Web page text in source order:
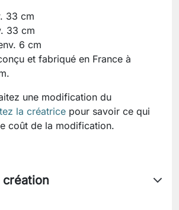
33 cm
33 cm
6 cm
et fabriqué en France à
une modification du
la créatrice pour savoir ce qui
coût de la modification.
création